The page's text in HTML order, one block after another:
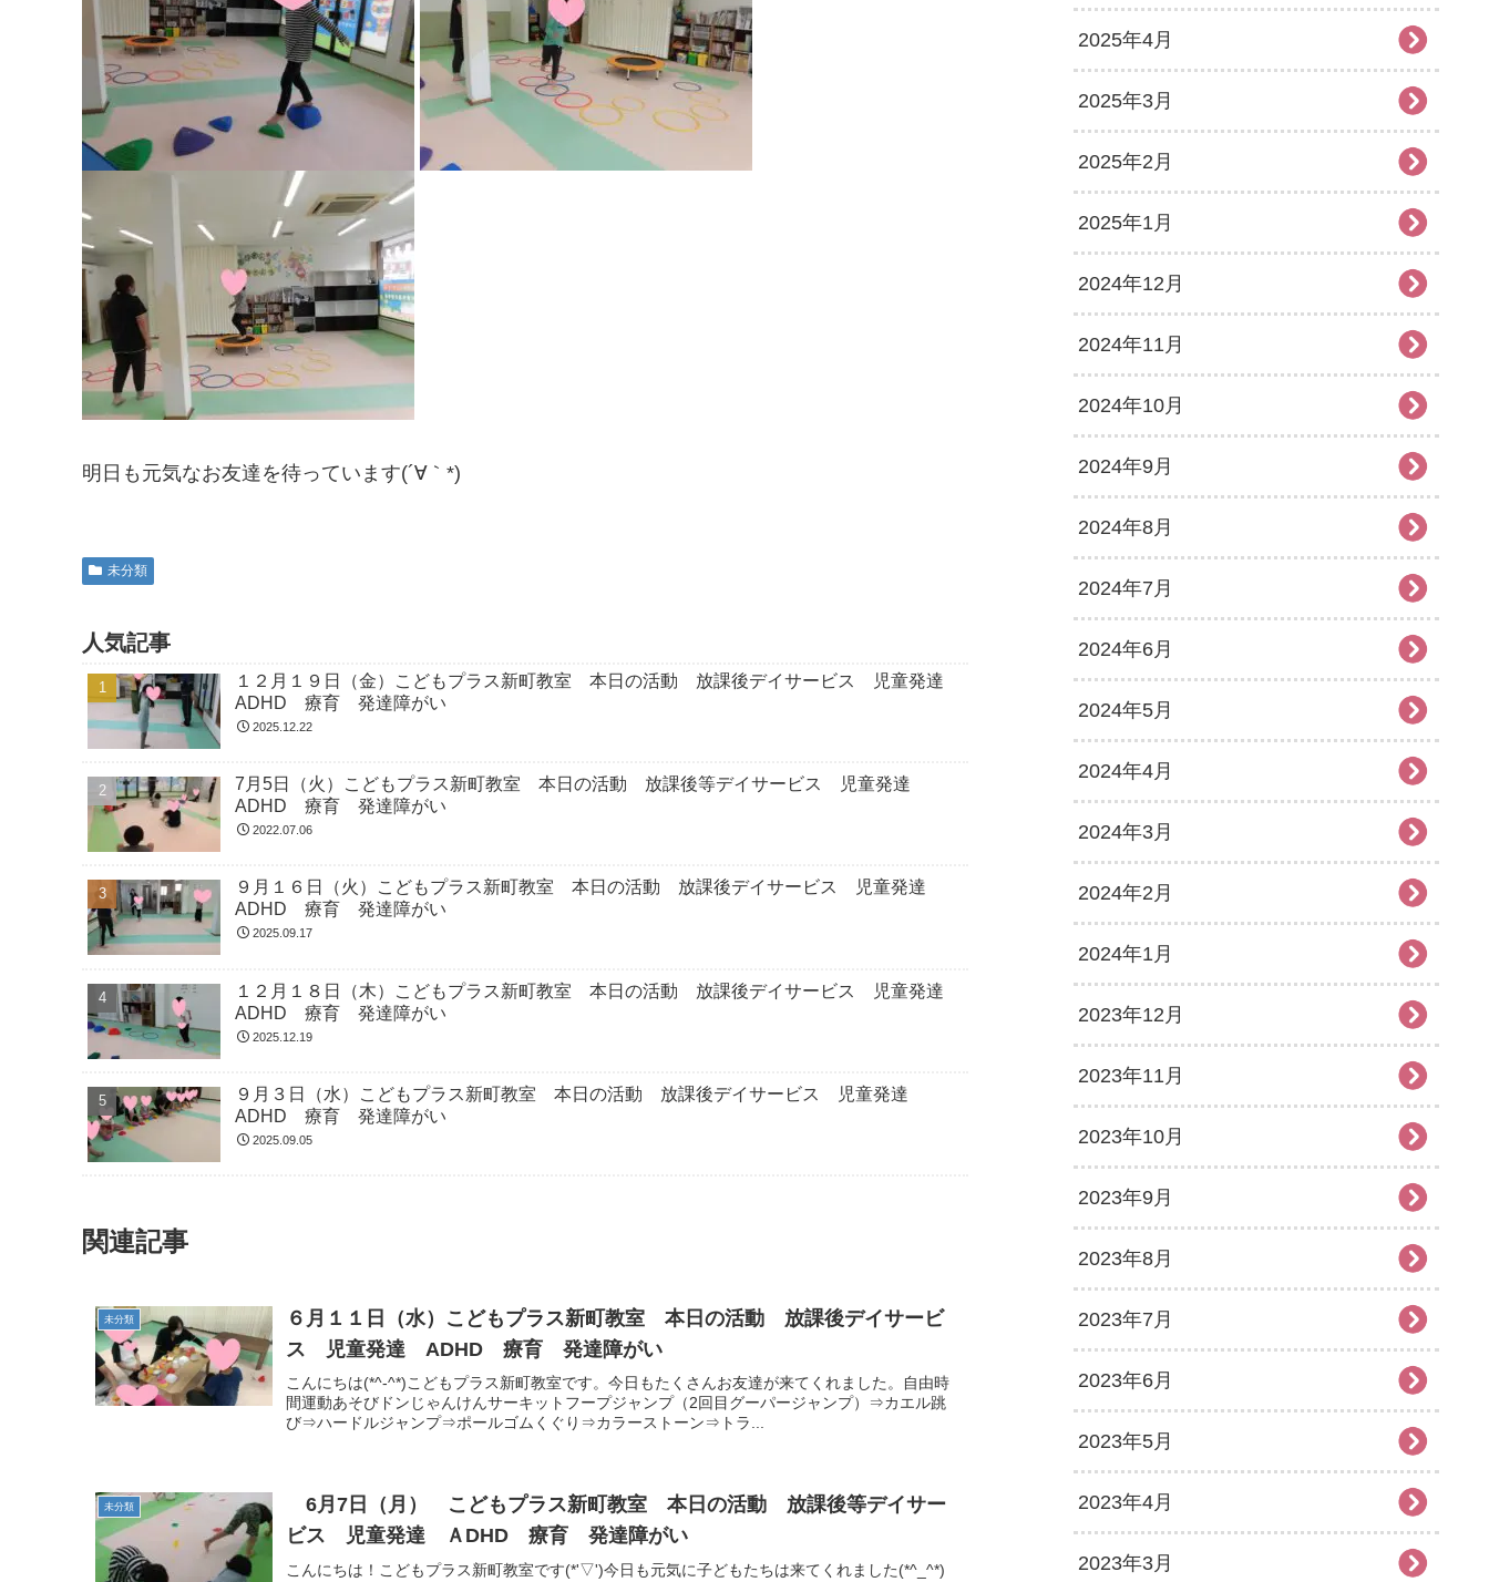
明日も元気なお友達を待っています(´∀｀*)
未分類
人気記事
１２月１９日（金）こどもプラス新町教室 本日の活動 放課後デイサービス 児童発達
ADHD 療育 発達障がい
2025.12.22
7月5日（火）こどもプラス新町教室 本日の活動 放課後等デイサービス 児童発達
ADHD 療育 発達障がい
2022.07.06
９月１６日（火）こどもプラス新町教室 本日の活動 放課後デイサービス 児童発達
ADHD 療育 発達障がい
2025.09.17
１２月１８日（木）こどもプラス新町教室 本日の活動 放課後デイサービス 児童発達
ADHD 療育 発達障がい
2025.12.19
９月３日（水）こどもプラス新町教室 本日の活動 放課後デイサービス 児童発達
ADHD 療育 発達障がい
2025.09.05
関連記事
未分類
６月１１日（水）こどもプラス新町教室 本日の活動 放課後デイサービ
ス 児童発達 ADHD 療育 発達障がい
こんにちは(*^-^*)こどもプラス新町教室です。今日もたくさんお友達が来てくれました。自由時
間運動あそびドンじゃんけんサーキットフープジャンプ（2回目グーパージャンプ）⇒カエル跳
び⇒ハードルジャンプ⇒ポールゴムくぐり⇒カラーストーン⇒トラ...
未分類
6月7日（月） こどもプラス新町教室 本日の活動 放課後等デイサー
ビス 児童発達 ＡDHD 療育 発達障がい
こんにちは！こどもプラス新町教室です(*'▽')今日も元気に子どもたちは来てくれました(*^_^*)
2025年4月
2025年3月
2025年2月
2025年1月
2024年12月
2024年11月
2024年10月
2024年9月
2024年8月
2024年7月
2024年6月
2024年5月
2024年4月
2024年3月
2024年2月
2024年1月
2023年12月
2023年11月
2023年10月
2023年9月
2023年8月
2023年7月
2023年6月
2023年5月
2023年4月
2023年3月